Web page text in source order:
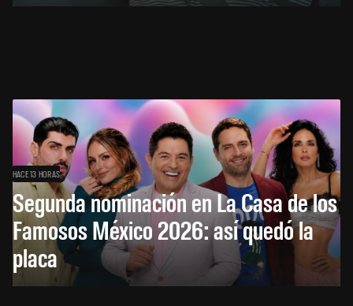
HACE 13 HORAS
Segunda nominación en La Casa de los
Famosos México 2026: así quedó la
placa